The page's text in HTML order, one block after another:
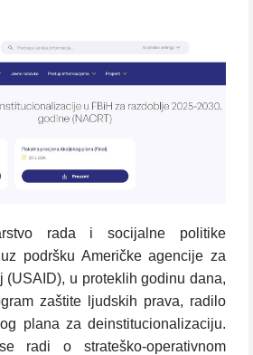
rada i socijalne politike
podršku Američke agencije za
(USAID), u proteklih godinu dana,
zaštite ljudskih prava, radilo
plana za deinstitucionalizaciju.
radi o strateško-operativnom